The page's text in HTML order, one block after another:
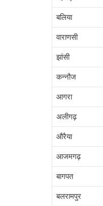
बलिया
वाराणसी
झांसी
कन्नौज
आगरा
अलीगढ़
औरैया
आजमगढ़
बागपत
बलरामपुर